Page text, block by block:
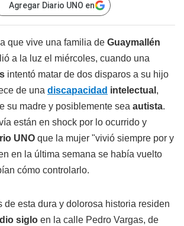
Agregar Diario UNO en
que vive una familia de Guaymallén
a la luz el miércoles, cuando una
intentó matar de dos disparos a su hijo
de una discapacidad intelectual ,
su madre y posiblemente sea autista.
están en shock por lo ocurrido y
UNO que la mujer "vivió siempre por y
en la última semana se había vuelto
cómo controlarlo.
de esta dura y dolorosa historia residen
siglo en la calle Pedro Vargas, de